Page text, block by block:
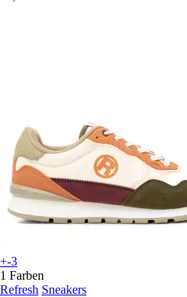
+-3
1 Farben
Refresh Sneakers